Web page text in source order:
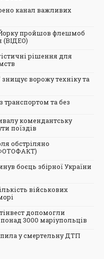
канал важливих
пройшов флешмоб
(ВІДЕО)
рішення для
ворожу техніку та
транспортом та без
комендантську
поїздів
обстріляно
боєць збірної України
військових
допомогли
3000 маріупольців
у смертельну ДТП